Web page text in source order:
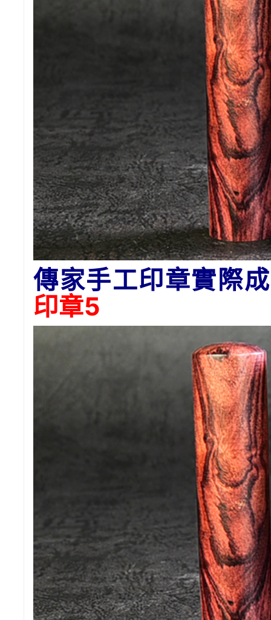
傳家手工印章實際
印章5